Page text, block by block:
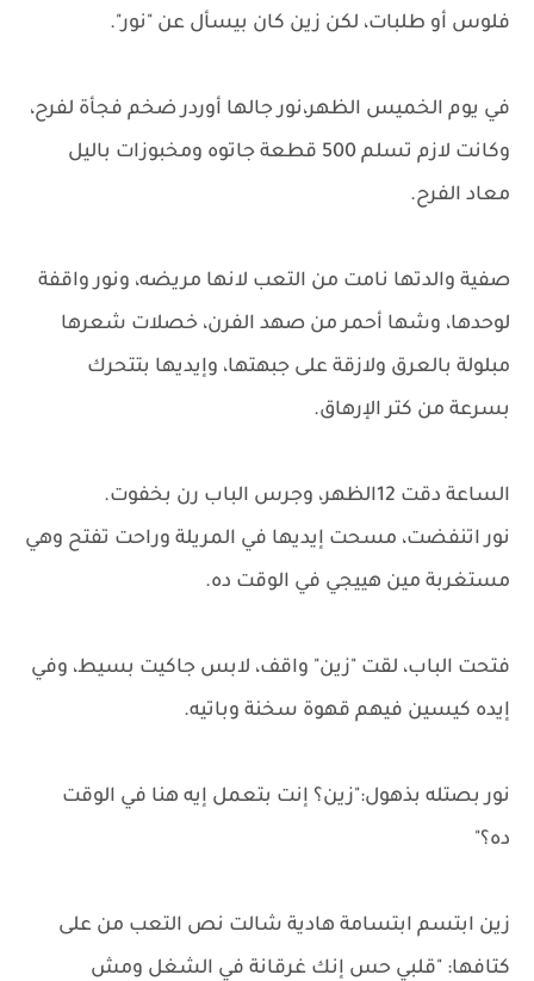
فلوس أو طلبات، لكن زين كان بيسأل عن "نور".
في يوم الخميس الظهر،نور جالها أوردر ضخم فجأة لفرح،
وكانت لازم تسلم 500 قطعة جاتوه ومخبوزات باليل
معاد الفرح.
صفية والدتها نامت من التعب لانها مريضه، ونور واقفة
لوحدها، وشها أحمر من صهد الفرن، خصلات شعرها
مبلولة بالعرق ولازقة على جبهتها، وإيديها بتتحرك
بسرعة من كتر الإرهاق.
الساعة دقت 12الظهر، وجرس الباب رن بخفوت.
نور اتنفضت، مسحت إيديها في المريلة وراحت تفتح وهي
مستغربة مين هييجي في الوقت ده.
فتحت الباب، لقت "زين" واقف، لابس جاكيت بسيط، وفي
إيده كيسين فيهم قهوة سخنة وباتيه.
نور بصتله بذهول:"زين؟ إنت بتعمل إيه هنا في الوقت
ده؟"
زين ابتسم ابتسامة هادية شالت نص التعب من على
كتافها: "قلبي حس إنك غرقانة في الشغل ومش